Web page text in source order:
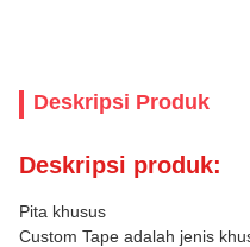
Deskripsi Produk
Deskripsi produk:
Pita khusus
Custom Tape adalah jenis